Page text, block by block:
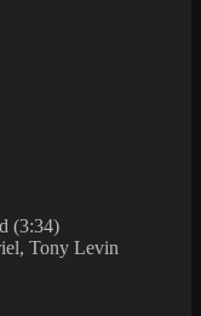
(3:34)
Tony Levin